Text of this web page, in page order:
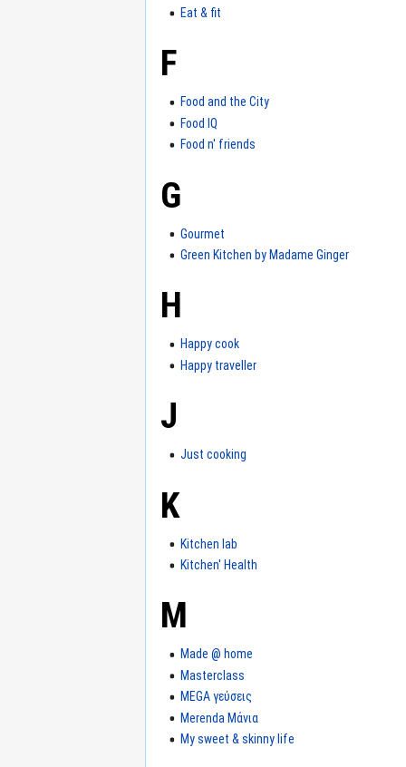
Eat & fit
F
Food and the City
Food IQ
Food n' friends
G
Gourmet
Green Kitchen by Madame Ginger
H
Happy cook
Happy traveller
J
Just cooking
K
Kitchen lab
Kitchen' Health
M
Made @ home
Masterclass
MEGA γεύσεις
Merenda Μάνια
My sweet & skinny life